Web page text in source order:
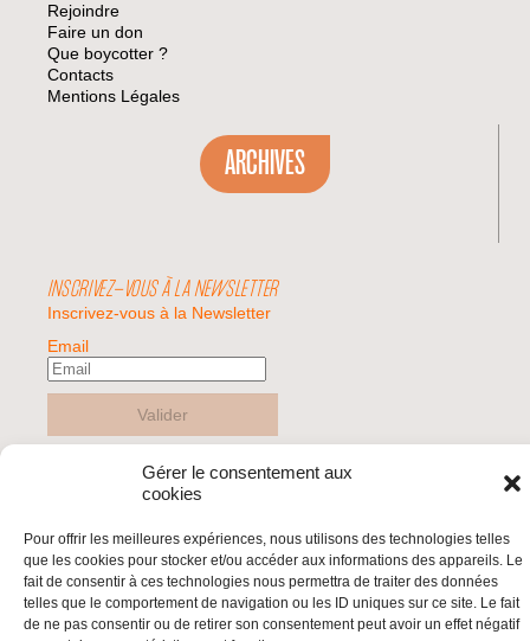
Gérer le consentement aux
cookies
Pour offrir les meilleures expériences, nous utilisons des technologies telles
que les cookies pour stocker et/ou accéder aux informations des appareils. Le
fait de consentir à ces technologies nous permettra de traiter des données
telles que le comportement de navigation ou les ID uniques sur ce site. Le fait
de ne pas consentir ou de retirer son consentement peut avoir un effet négatif
Rejoindre
Faire un don
Que boycotter ?
Contacts
Mentions Légales
ARCHIVES
INSCRIVEZ-VOUS À LA NEWSLETTER
Inscrivez-vous à la Newsletter
Email
Valider
© 2026 | BDS France | Boycott Désinvestissement Sanctions, la réponse